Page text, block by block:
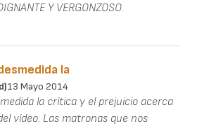
Y VERGONZOSO.
la
13 Mayo 2014
la crítica y el prejuicio acerca
vídeo. Las matronas que nos